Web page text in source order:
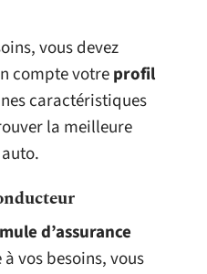
vous devez
compte votreprofil
caractéristiques
la meilleure
d’assurance
vos besoins, vous